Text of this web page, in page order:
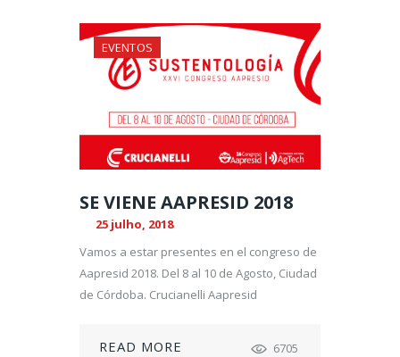
EVENTOS
SE VIENE AAPRESID 2018
25 julho, 2018
Vamos a estar presentes en el congreso de
Aapresid 2018. Del 8 al 10 de Agosto, Ciudad
de Córdoba. Crucianelli Aapresid
READ MORE 6705